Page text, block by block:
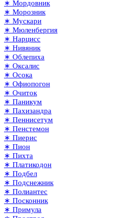
∗ Мордовник
∗ Морозник
∗ Мускари
∗ Мюленбергия
∗ Нарцисс
∗ Нивяник
∗ Облепиха
∗ Оксалис
∗ Осока
∗ Офиопогон
∗ Очиток
∗ Паникум
∗ Пахизандра
∗ Пеннисетум
∗ Пенстемон
∗ Пиерис
∗ Пион
∗ Пихта
∗ Платикодон
∗ Подбел
∗ Подснежник
∗ Полиантес
∗ Посконник
∗ Примула